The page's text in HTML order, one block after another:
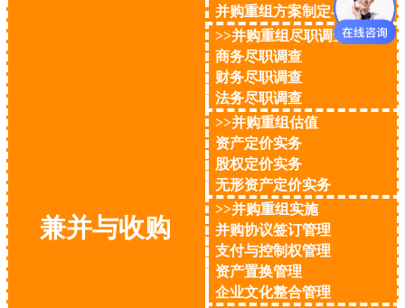
兼并与收购
并购重组方案制定与评估
>>并购重组尽职调查
商务尽职调查
财务尽职调查
法务尽职调查
>>并购重组估值
资产定价实务
股权定价实务
无形资产定价实务
>>并购重组实施
并购协议签订管理
支付与控制权管理
资产置换管理
企业文化整合管理